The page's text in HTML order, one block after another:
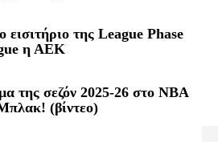
της League Phase
η ΑΕΚ
της σεζόν 2025-26 στο NBA
(βίντεο)